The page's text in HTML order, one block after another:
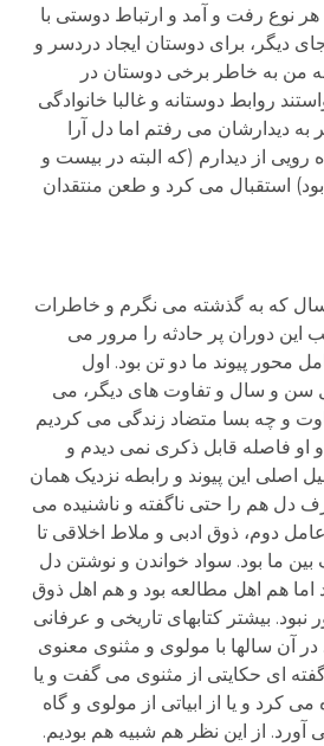
نوع رفت و آمد و ارتباط دوستی با
دیگر، برای دوستان ایجاد دردسر و
من به خاطر برخی دوستان در
روابط دوستانه و غالبا خانوادگی
به دیدارشان می رفتم اما دل آرا
رویی از دیدارم (که البته در بیست و
استقبال می کرد و طعن منتقدان
سال که به گذشته می نگرم و خاطرات
این دوران پر حادثه را مرور می
محور پیوند ما دو تن بود. اول
سن و سال و تفاوت های دیگر، می
و چه بسا متضاد زندگی می کردیم
او فاصله قابل ذکری نمی دیدم و
اصلی این پیوند و رابطه نزدیک همان
دل هم را حتی ناگفته و ناشنیده می
دوم، ذوق ادبی و ملاط اخلاقی تا
ما بود. سواد خواندن و نوشتن دل
اما هم اهل مطالعه بود و هم اهل ذوق
بیشتر کتابهای تاریخی و عرفانی
آن سالها با مولوی و مثنوی معنوی
ای حکایتی از مثنوی می گفت و یا
کرد و یا از ابیاتی از مولوی و گاه
از این نظر هم شبیه هم بودیم.